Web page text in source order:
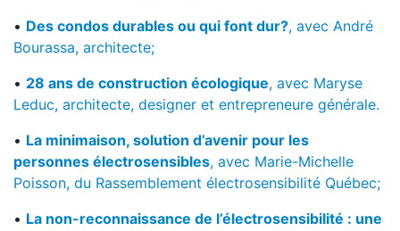
• Des condos durables ou qui font dur?, avec André
Bourassa, architecte;
• 28 ans de construction écologique, avec Maryse
Leduc, architecte, designer et entrepreneure générale.
• La minimaison, solution d’avenir pour les
personnes électrosensibles, avec Marie-Michelle
Poisson, du Rassemblement électrosensibilité Québec;
• La non-reconnaissance de l’électrosensibilité : une